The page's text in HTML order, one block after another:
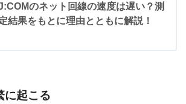
のネット回線の速度は遅い？測
結果をもとに理由とともに解説！
に起こる